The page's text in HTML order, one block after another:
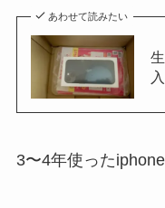
あわせて読みたい
3〜4年使った